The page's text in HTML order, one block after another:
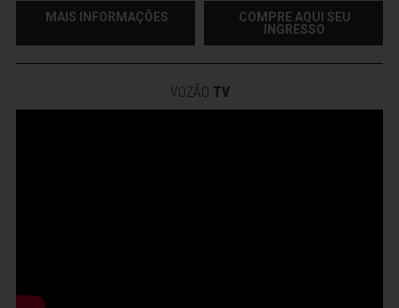
MAIS INFORMAÇÕES
COMPRE AQUI SEU
INGRESSO
VOZÃO TV